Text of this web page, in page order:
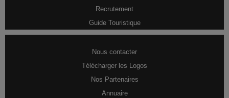
Recrutement
Guide Touristique
Nous contacter
Télécharger les Logos
Nos Partenaires
Annuaire